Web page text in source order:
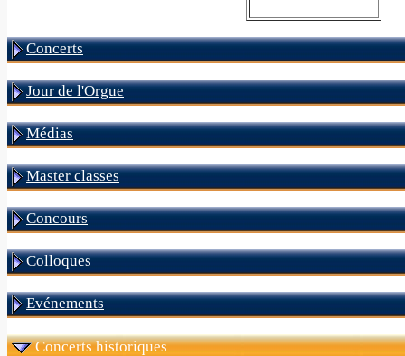
Concerts
Jour de l'Orgue
Médias
Master classes
Concours
Colloques
Evénements
Concerts historiques